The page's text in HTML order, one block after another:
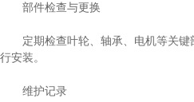
部件检查与更换
定期检查叶轮、轴承、电机等关键
行安装。
维护记录